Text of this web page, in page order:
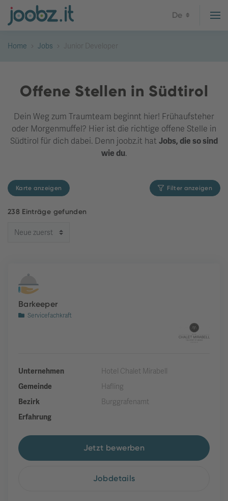
De
Home Jobs Junior Developer
Offene Stellen in Südtirol
Dein Weg zum Traumteam beginnt hier! Frühaufsteher
oder Morgenmuffel? Hier ist die richtige offene Stelle in
Südtirol für dich dabei. Denn joobz.it hat Jobs, die so sind
wie du.
Karte anzeigen Filter anzeigen
238 Einträge gefunden
Barkeeper
Servicefachkraft
Unternehmen
Hotel Chalet Mirabell
Gemeinde
Hafling
Bezirk
Burggrafenamt
Erfahrung
Jetzt bewerben
Jobdetails